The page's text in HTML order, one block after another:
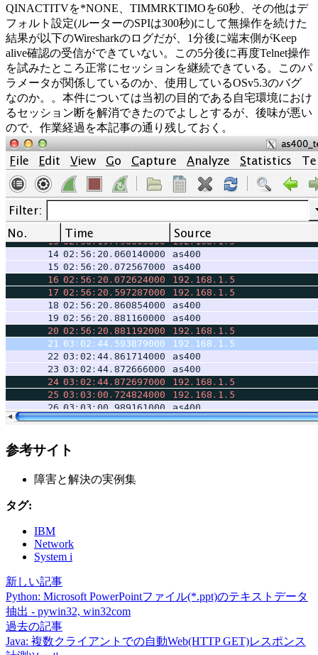
QINACTITVを*NONE、TIMMRKTIMOを60秒、その他はデ
フォルト設定(ルーターのSPIは300秒)にして無操作を続けた
結果が以下のWiresharkのログだが、1分後に端末側がKeep
alive確認の受信ができていない。この5分後に再度Telnet操作
を試みたところ正常にセッションを継続できている。このパ
ラメータが関係しているのか、使用しているOSv5.3のバグ
なのか。。本件については当初の目的である自宅環境におけ
るセッション断を解消できたのでよしとするが、後味が悪い
ので、作業経過を本記事の通り残しておく。
参考サイト
障害と解決の実例集
タグ:
IBM
Network
System i
新しい記事
Python: Microsoft PowerPointファイル(*.ppt)のテキストデータ
抽出 - pywin32, win32com
過去の記事
Java: 複数クライアントでの自動Web(HTTP GET)レスポンス